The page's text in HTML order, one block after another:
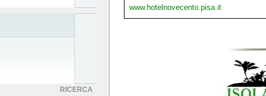
RICERCA
www.hotelnovecento.pisa.it